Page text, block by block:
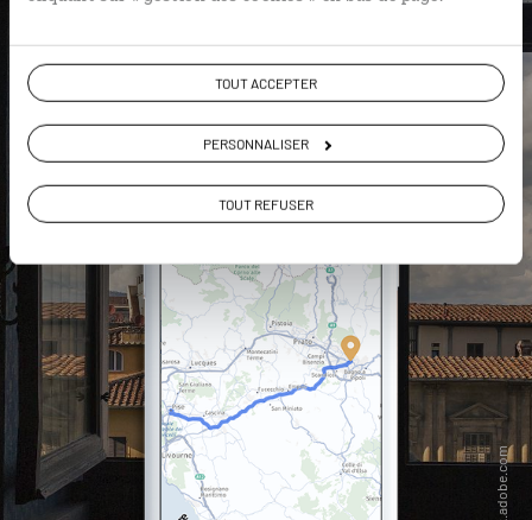
TOUT ACCEPTER
PERSONNALISER
TOUT REFUSER